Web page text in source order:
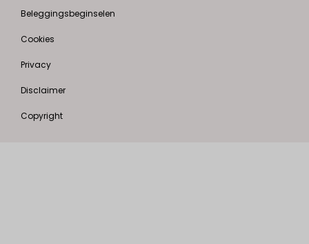
Beleggingsbeginselen
Cookies
Privacy
Disclaimer
Copyright